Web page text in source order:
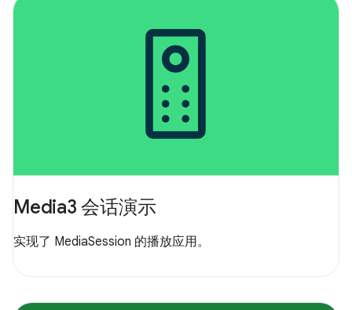
Media3 会话演示
实现了 MediaSession 的播放应用。